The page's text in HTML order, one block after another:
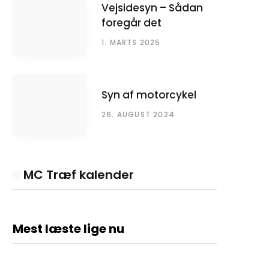
Vejsidesyn – Sådan
foregår det
1. MARTS 2025
Syn af motorcykel
26. AUGUST 2024
MC Træf kalender
Mest læste lige nu